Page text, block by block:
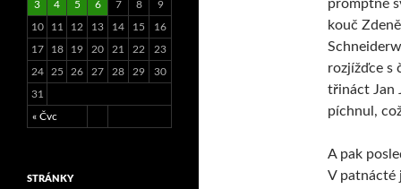
promptně
kouč
rozjížďce s
třináct Jan
píchnul,
A pak
V patnácté
« Čvc
3 4 5 6 7 8 9
10 11 12 13 14 15 16
17 18 19 20 21 22 23
24 25 26 27 28 29 30
31
STRÁNKY